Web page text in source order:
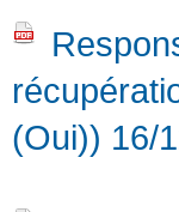
(Oui)) 16/